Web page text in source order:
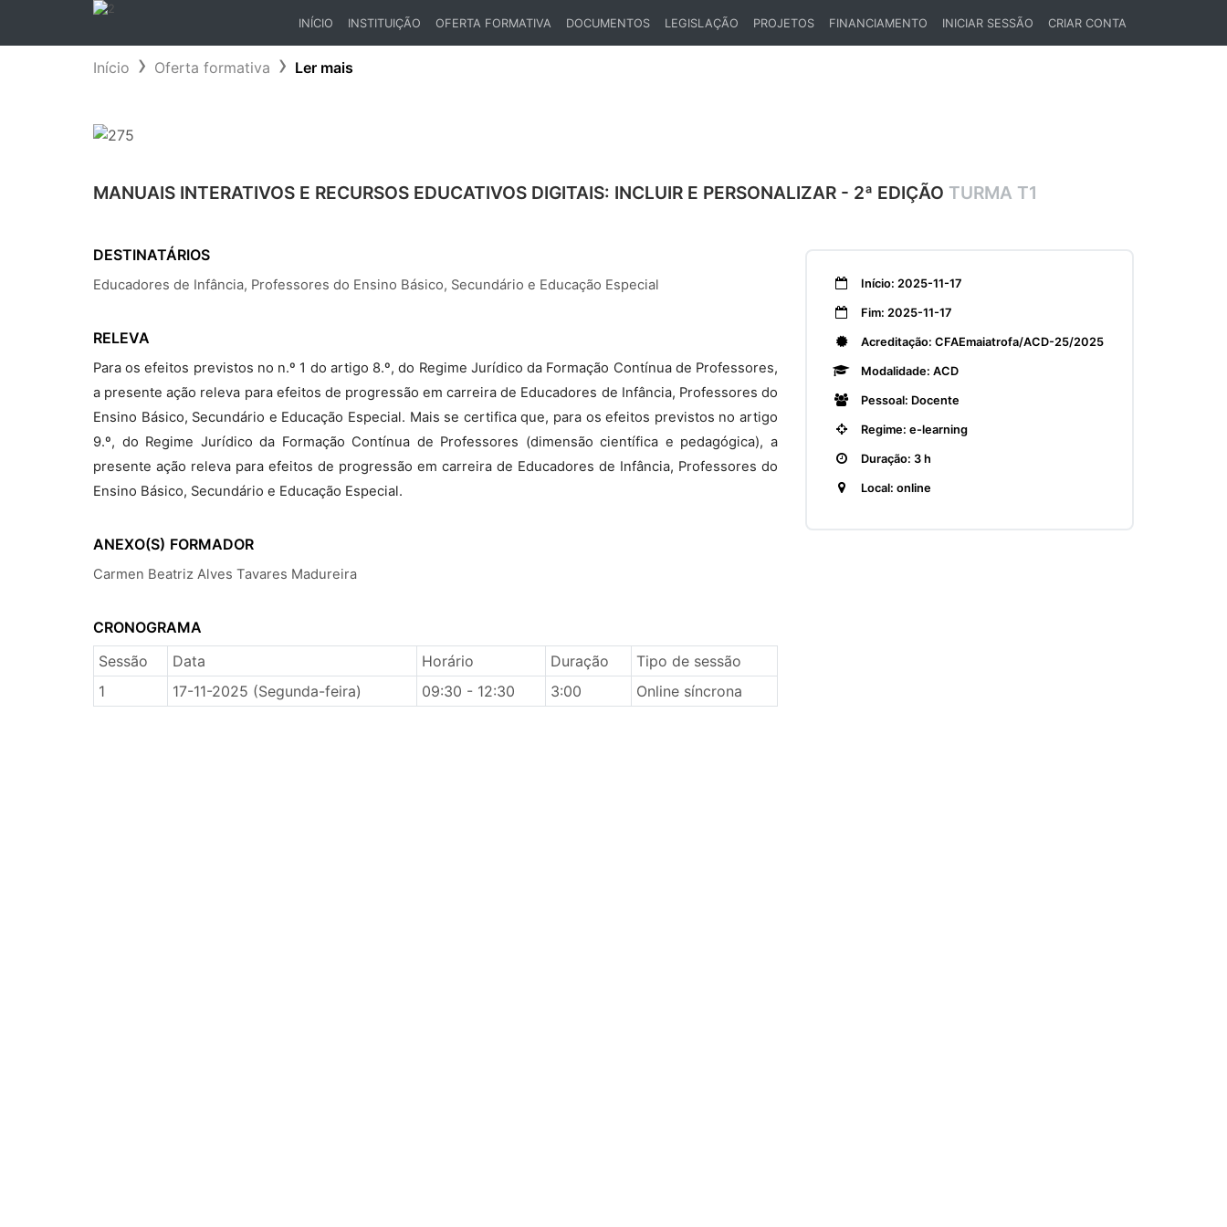
INÍCIO
INSTITUIÇÃO OFERTA FORMATIVA DOCUMENTOS LEGISLAÇÃO PROJETOS FINANCIAMENTO INICIAR SESSÃO CRIAR CONTA
Início Oferta formativa Ler mais
MANUAIS INTERATIVOS E RECURSOS EDUCATIVOS DIGITAIS: INCLUIR E PERSONALIZAR - 2ª EDIÇÃO TURMA T1
DESTINATÁRIOS
Educadores de Infância, Professores do Ensino Básico, Secundário e Educação Especial
RELEVA
Para os efeitos previstos no n.º 1 do artigo 8.º, do Regime Jurídico da Formação Contínua de Professores,
a presente ação releva para efeitos de progressão em carreira de Educadores de Infância, Professores do
Ensino Básico, Secundário e Educação Especial. Mais se certifica que, para os efeitos previstos no artigo
9.º, do Regime Jurídico da Formação Contínua de Professores (dimensão científica e pedagógica), a
presente ação releva para efeitos de progressão em carreira de Educadores de Infância, Professores do
Ensino Básico, Secundário e Educação Especial.
ANEXO(S) FORMADOR
Carmen Beatriz Alves Tavares Madureira
CRONOGRAMA
Sessão
Data Horário Duração
Tipo de sessão
1
17-11-2025 (Segunda-feira) 09:30 - 12:30 3:00 Online síncrona
Início: 2025-11-17
Fim: 2025-11-17
Acreditação: CFAEmaiatrofa/ACD-25/2025
Modalidade: ACD
Pessoal: Docente
Regime: e-learning
Duração: 3 h
Local: online